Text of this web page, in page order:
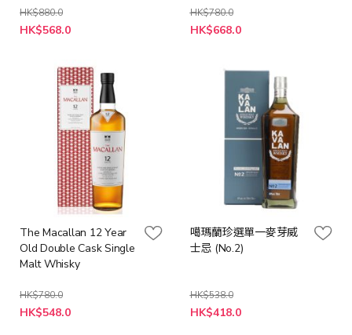
HK$880.0
特
殊
HK$568.0
HK$780.0
特
殊
HK$668.0
The Macallan 12 Year
Old Double Cask Single
Malt Whisky
HK$780.0
特
殊
HK$548.0
噶瑪蘭珍選單一麥芽威
士忌 (No.2)
HK$538.0
特
殊
HK$418.0